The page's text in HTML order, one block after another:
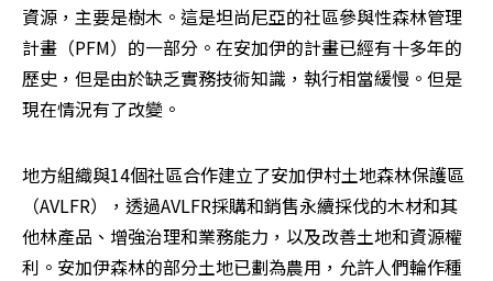
資源，主要是樹木。這是坦尚尼亞的社區參與性森林管理
計畫（PFM）的一部分。在安加伊的計畫已經有十多年的
歷史，但是由於缺乏實務技術知識，執行相當緩慢。但是
現在情況有了改變。
地方組織與14個社區合作建立了安加伊村土地森林保護區
（AVLFR），透過AVLFR採購和銷售永續採伐的木材和其
他林產品、增強治理和業務能力，以及改善土地和資源權
利。安加伊森林的部分土地已劃為農用，允許人們輪作種